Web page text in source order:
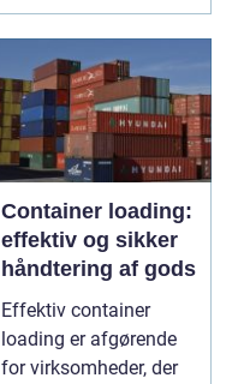
Container loading:
effektiv og sikker
håndtering af gods
Effektiv container
loading er afgørende
for virksomheder, der